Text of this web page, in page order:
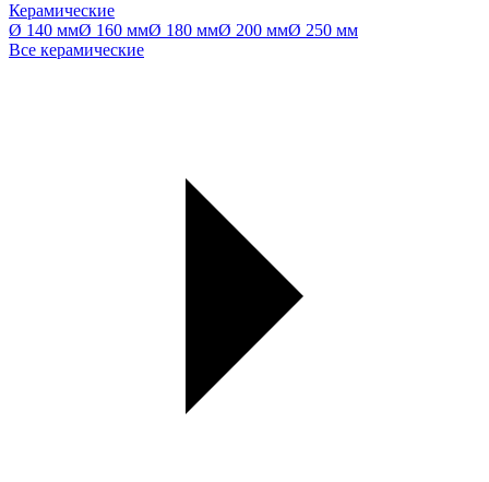
Керамические
Ø 140 ммØ 160 ммØ 180 ммØ 200 ммØ 250 мм
Все керамические